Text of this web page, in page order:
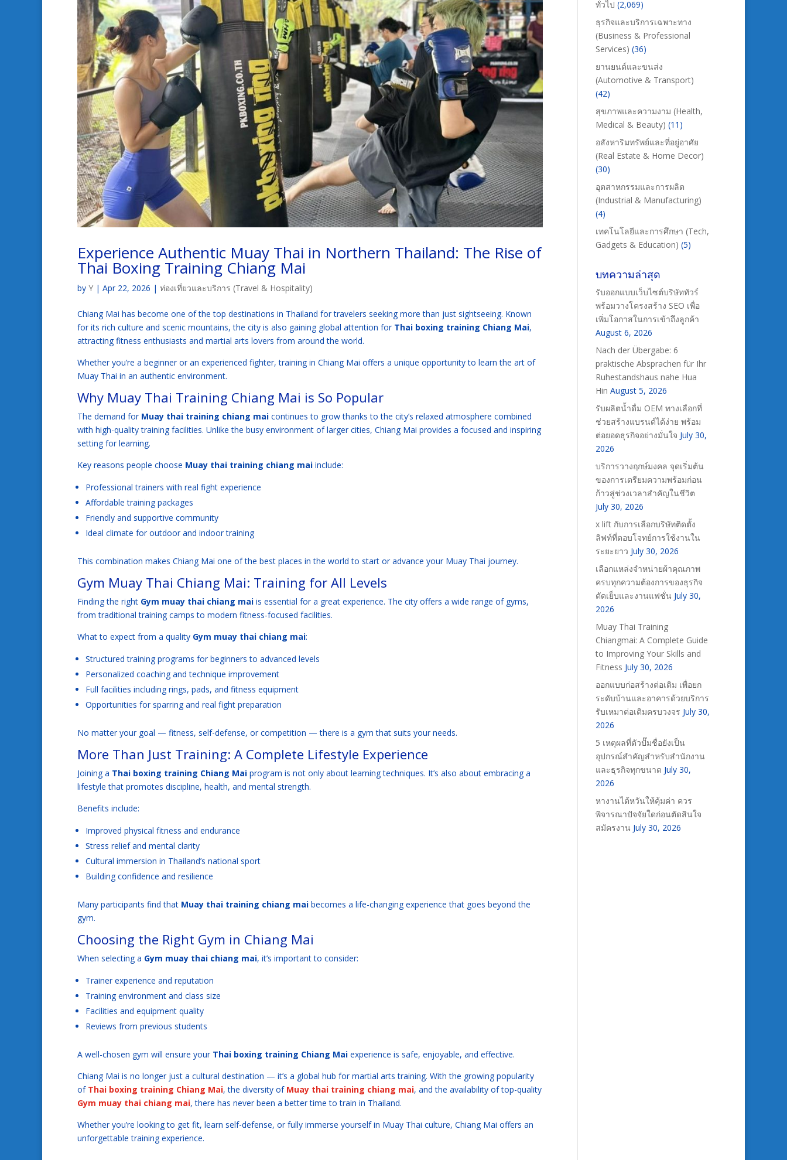
Experience Authentic Muay Thai in Northern Thailand: The Rise of
Thai Boxing Training Chiang Mai
by Y | Apr 22, 2026 | ท่องเที่ยวและบริการ (Travel & Hospitality)
Chiang Mai has become one of the top destinations in Thailand for travelers seeking more than just sightseeing. Known
for its rich culture and scenic mountains, the city is also gaining global attention for Thai boxing training Chiang Mai,
attracting fitness enthusiasts and martial arts lovers from around the world.
Whether you’re a beginner or an experienced fighter, training in Chiang Mai offers a unique opportunity to learn the art of
Muay Thai in an authentic environment.
Why Muay Thai Training Chiang Mai is So Popular
The demand for Muay thai training chiang mai continues to grow thanks to the city’s relaxed atmosphere combined
with high-quality training facilities. Unlike the busy environment of larger cities, Chiang Mai provides a focused and inspiring
setting for learning.
Key reasons people choose Muay thai training chiang mai include:
Professional trainers with real fight experience
Affordable training packages
Friendly and supportive community
Ideal climate for outdoor and indoor training
This combination makes Chiang Mai one of the best places in the world to start or advance your Muay Thai journey.
Gym Muay Thai Chiang Mai: Training for All Levels
Finding the right Gym muay thai chiang mai is essential for a great experience. The city offers a wide range of gyms,
from traditional training camps to modern fitness-focused facilities.
What to expect from a quality Gym muay thai chiang mai:
Structured training programs for beginners to advanced levels
Personalized coaching and technique improvement
Full facilities including rings, pads, and fitness equipment
Opportunities for sparring and real fight preparation
No matter your goal — fitness, self-defense, or competition — there is a gym that suits your needs.
More Than Just Training: A Complete Lifestyle Experience
Joining a Thai boxing training Chiang Mai program is not only about learning techniques. It’s also about embracing a
lifestyle that promotes discipline, health, and mental strength.
Benefits include:
Improved physical fitness and endurance
Stress relief and mental clarity
Cultural immersion in Thailand’s national sport
Building confidence and resilience
Many participants find that Muay thai training chiang mai becomes a life-changing experience that goes beyond the
gym.
Choosing the Right Gym in Chiang Mai
When selecting a Gym muay thai chiang mai, it’s important to consider:
Trainer experience and reputation
Training environment and class size
Facilities and equipment quality
Reviews from previous students
A well-chosen gym will ensure your Thai boxing training Chiang Mai experience is safe, enjoyable, and effective.
Chiang Mai is no longer just a cultural destination — it’s a global hub for martial arts training. With the growing popularity
of Thai boxing training Chiang Mai, the diversity of Muay thai training chiang mai, and the availability of top-quality
Gym muay thai chiang mai, there has never been a better time to train in Thailand.
Whether you’re looking to get fit, learn self-defense, or fully immerse yourself in Muay Thai culture, Chiang Mai offers an
unforgettable training experience.
ทั่วไป (2,069)
ธุรกิจและบริการเฉพาะทาง
(Business & Professional
Services) (36)
ยานยนต์และขนส่ง
(Automotive & Transport)
(42)
สุขภาพและความงาม (Health,
Medical & Beauty) (11)
อสังหาริมทรัพย์และที่อยู่อาศัย
(Real Estate & Home Decor)
(30)
อุตสาหกรรมและการผลิต
(Industrial & Manufacturing)
(4)
เทคโนโลยีและการศึกษา (Tech,
Gadgets & Education) (5)
บทความล่าสุด
รับออกแบบเว็บไซต์บริษัททัวร์
พร้อมวางโครงสร้าง SEO เพื่อ
เพิ่มโอกาสในการเข้าถึงลูกค้า
August 6, 2026
Nach der Übergabe: 6
praktische Absprachen für Ihr
Ruhestandshaus nahe Hua
Hin August 5, 2026
รับผลิตน้ำดื่ม OEM ทางเลือกที่
ช่วยสร้างแบรนด์ได้ง่าย พร้อม
ต่อยอดธุรกิจอย่างมั่นใจ July 30,
2026
บริการวางฤกษ์มงคล จุดเริ่มต้น
ของการเตรียมความพร้อมก่อน
ก้าวสู่ช่วงเวลาสำคัญในชีวิต
July 30, 2026
x lift กับการเลือกบริษัทติดตั้ง
ลิฟท์ที่ตอบโจทย์การใช้งานใน
ระยะยาว July 30, 2026
เลือกแหล่งจำหน่ายผ้าคุณภาพ
ครบทุกความต้องการของธุรกิจ
ตัดเย็บและงานแฟชั่น July 30,
2026
Muay Thai Training
Chiangmai: A Complete Guide
to Improving Your Skills and
Fitness July 30, 2026
ออกแบบก่อสร้างต่อเติม เพื่อยก
ระดับบ้านและอาคารด้วยบริการ
รับเหมาต่อเติมครบวงจร July 30,
2026
5 เหตุผลที่ตัวปั๊มชื่อยังเป็น
อุปกรณ์สำคัญสำหรับสำนักงาน
และธุรกิจทุกขนาด July 30,
2026
หางานไต้หวันให้คุ้มค่า ควร
พิจารณาปัจจัยใดก่อนตัดสินใจ
สมัครงาน July 30, 2026